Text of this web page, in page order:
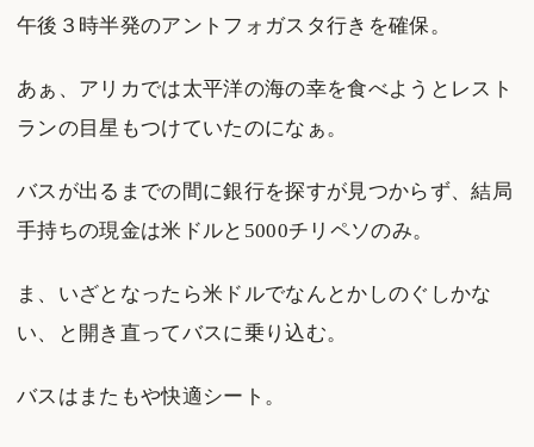
午後３時半発のアントフォガスタ行きを確保。
あぁ、アリカでは太平洋の海の幸を食べようとレスト
ランの目星もつけていたのになぁ。
バスが出るまでの間に銀行を探すが見つからず、結局
手持ちの現金は米ドルと5000チリペソのみ。
ま、いざとなったら米ドルでなんとかしのぐしかな
い、と開き直ってバスに乗り込む。
バスはまたもや快適シート。